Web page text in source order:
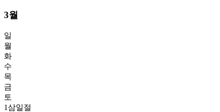
3월
일
월
화
수
목
금
토
1삼일절